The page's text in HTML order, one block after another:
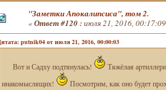
"Заметки Апокалипсиса", том 2.
«Ответ #120 :июля 21, 2016,
putnik04 от июля 21, 2016, 00:00:03
Вот и Садху подтянулась!
Тяжёлая
инакомыслящих!
Посмотрим, как оно будет